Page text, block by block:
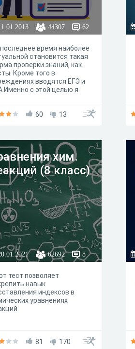
44307 62
время наиболее
становится такая
проверки знаний, как
Кроме того в
вводятся ЕГЭ и
с этой целью я
60 13
хим.
(8 класс)
62692 8
тест позволяет
навык
индексов в
уравнениях
81 170